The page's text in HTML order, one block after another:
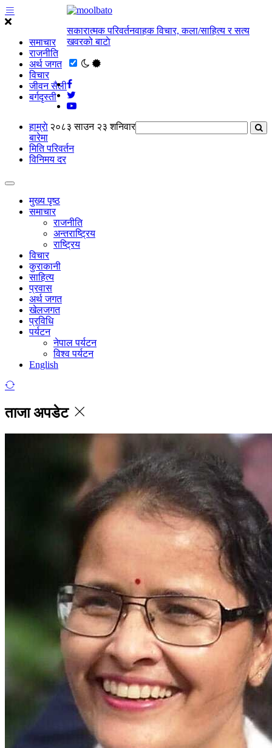
समाचार
राजनीति
अर्थ जगत
विचार
जीवन सैली
बर्गदृस्ती
सकारात्मक परिवर्तनवाहक विचार, कला/साहित्य र सत्य
खवरको बाटाे
२०८३ साउन २३ शनिवार
हाम्राे
बारेमा
मिति परिवर्तन
विनिमय दर
मुख्य पृष्ठ
समाचार
राजनीति
अन्तराष्ट्रिय
राष्ट्रिय
विचार
कुराकानी
साहित्य
प्रवास
अर्थ जगत
खेलजगत
प्रविधि
पर्यटन
नेपाल पर्यटन
विश्व पर्यटन
English
ताजा अपडेट